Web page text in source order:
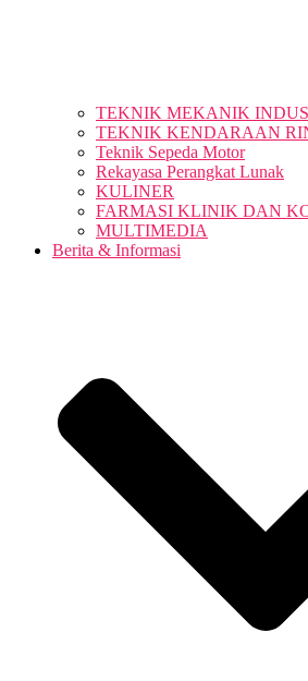
TEKNIK MEKANIK
TEKNIK KENDARAAN
Teknik Sepeda Motor
Rekayasa Perangkat Lunak
KULINER
FARMASI KLINIK DAN
MULTIMEDIA
Berita & Informasi